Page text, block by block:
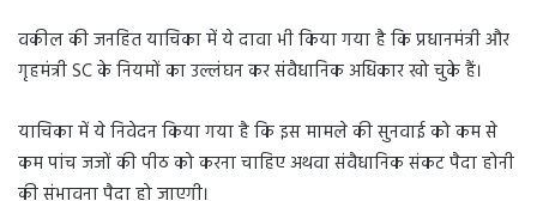
वकील की जनहित याचिका में ये दावा भी किया गया है कि प्रधानमंत्री और
गृहमंत्री SC के नियमों का उल्लंघन कर संवैधानिक अधिकार खो चुके हैं।
याचिका में ये निवेदन किया गया है कि इस मामले की सुनवाई को कम से
कम पांच जजों की पीठ को करना चाहिए अथवा संवैधानिक संकट पैदा होनी